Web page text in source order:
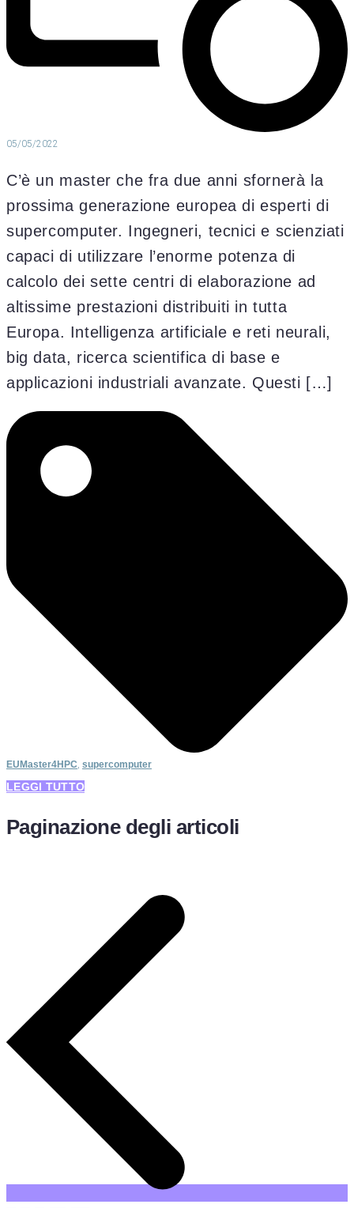
05/05/2022
C’è un master che fra due anni sfornerà la
prossima generazione europea di esperti di
supercomputer. Ingegneri, tecnici e scienziati
capaci di utilizzare l’enorme potenza di
calcolo dei sette centri di elaborazione ad
altissime prestazioni distribuiti in tutta
Europa. Intelligenza artificiale e reti neurali,
big data, ricerca scientifica di base e
applicazioni industriali avanzate. Questi […]
EUMaster4HPC supercomputer
LEGGI TUTTO
Paginazione degli articoli